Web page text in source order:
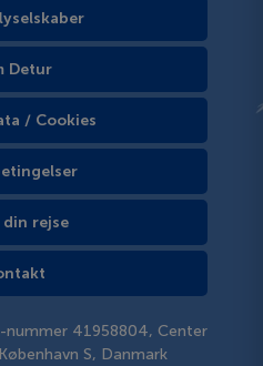
Detur
/ Cookies
din rejse
nummer 41958804, Center
S, Danmark